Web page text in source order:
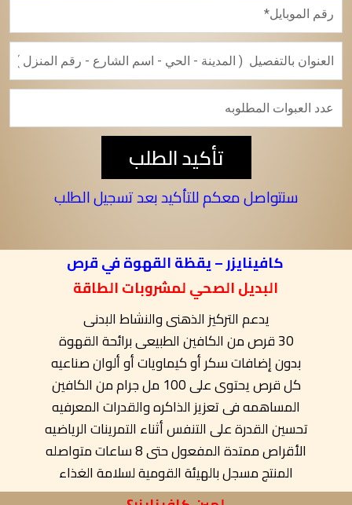
تأكيد الطلب
سنتواصل معكم للتأكيد بعد تسجيل الطلب
كافينايزر – يقظة القهوة في قرص
البديل الصحي لمشروبات الطاقة
يدعم التركيز الذهنى والنشاط البدنى
30 قرص من الكافين الطبيعى برائحة القهوة
بدون إضافات سكر أو كيماويات أو ألوان صناعيه
كل قرص يحتوى على 100 مل جرام من الكافين
المساهمه فى تعزيز الذاكره والقدرات المعرفيه
تحسين القدرة على التنفس أثناء التمرينات الرياضيه
الأقراص ممتدة المفعول حتى 8 ساعات متواصله
المنتج مسجل بالهيئة القومية لسلامة الغذاء